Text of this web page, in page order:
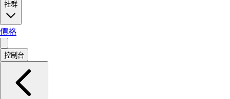
社群
價格
控制台